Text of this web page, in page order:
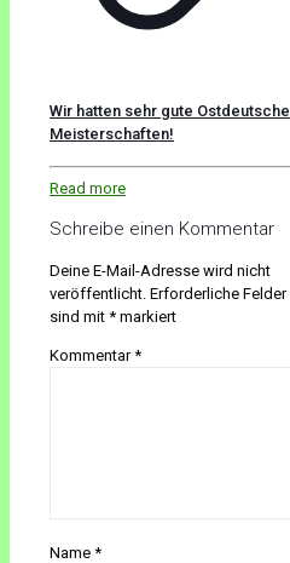
Wir hatten sehr gute Ostdeutsche
Meisterschaften!
Read more
Schreibe einen Kommentar
Deine E-Mail-Adresse wird nicht
veröffentlicht. Erforderliche Felder
sind mit * markiert
Kommentar*
Name *